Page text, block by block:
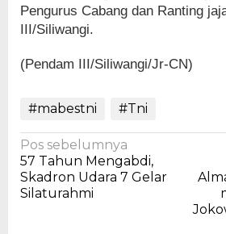
Pengurus Cabang dan Ranting
III/Siliwangi.
(Pendam III/Siliwangi/Jr-CN)
#mabestni #Tni
Navigasi
pos
Pos sebelumnya
57 Tahun Mengabdi,
Skadron Udara 7 Gelar
Silaturahmi